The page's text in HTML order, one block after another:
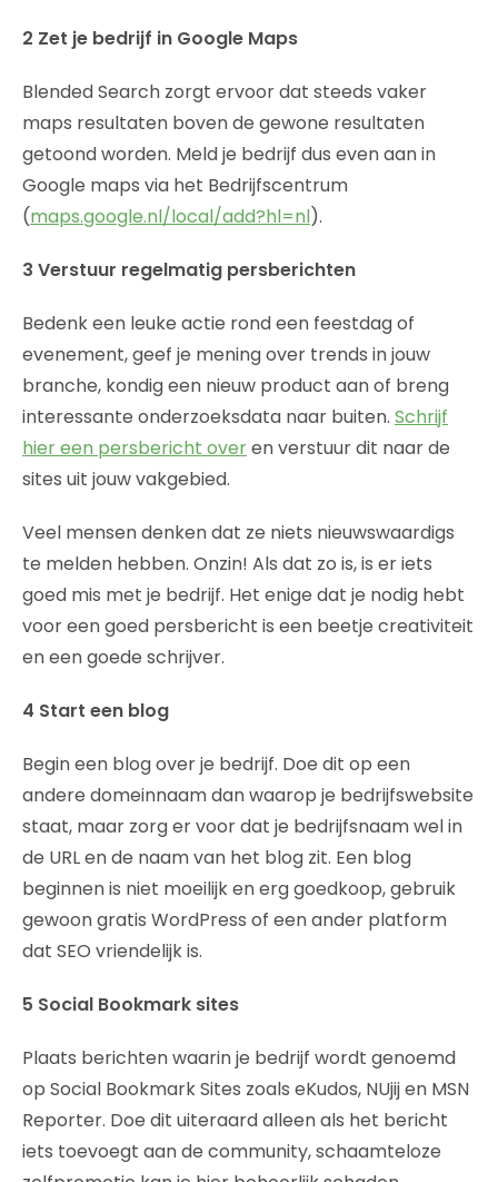
2 Zet je bedrijf in Google Maps
Blended Search zorgt ervoor dat steeds vaker
maps resultaten boven de gewone resultaten
getoond worden. Meld je bedrijf dus even aan in
Google maps via het Bedrijfscentrum
(maps.google.nl/local/add?hl=nl).
3 Verstuur regelmatig persberichten
Bedenk een leuke actie rond een feestdag of
evenement, geef je mening over trends in jouw
branche, kondig een nieuw product aan of breng
interessante onderzoeksdata naar buiten. Schrijf
hier een persbericht overen verstuur dit naar de
sites uit jouw vakgebied.
Veel mensen denken dat ze niets nieuwswaardigs
te melden hebben. Onzin! Als dat zo is, is er iets
goed mis met je bedrijf. Het enige dat je nodig hebt
voor een goed persbericht is een beetje creativiteit
en een goede schrijver.
4 Start een blog
Begin een blog over je bedrijf. Doe dit op een
andere domeinnaam dan waarop je bedrijfswebsite
staat, maar zorg er voor dat je bedrijfsnaam wel in
de URL en de naam van het blog zit. Een blog
beginnen is niet moeilijk en erg goedkoop, gebruik
gewoon gratis WordPress of een ander platform
dat SEO vriendelijk is.
5 Social Bookmark sites
Plaats berichten waarin je bedrijf wordt genoemd
op Social Bookmark Sites zoals eKudos, NUjij en MSN
Reporter. Doe dit uiteraard alleen als het bericht
iets toevoegt aan de community, schaamteloze